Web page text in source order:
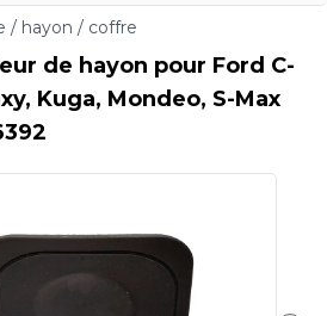
/ hayon / coffre
de hayon pour Ford C-
Kuga, Mondeo, S-Max